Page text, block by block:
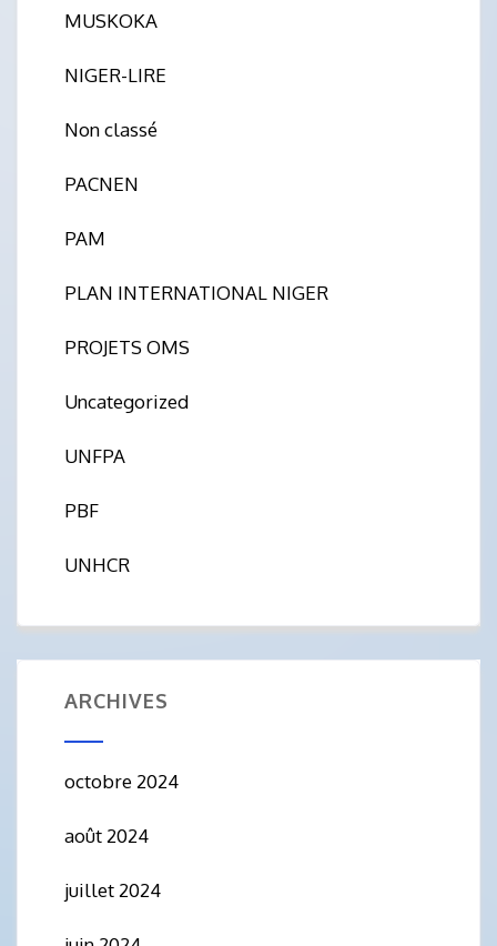
MUSKOKA
NIGER-LIRE
Non classé
PACNEN
PAM
PLAN INTERNATIONAL NIGER
PROJETS OMS
Uncategorized
UNFPA
PBF
UNHCR
ARCHIVES
octobre 2024
août 2024
juillet 2024